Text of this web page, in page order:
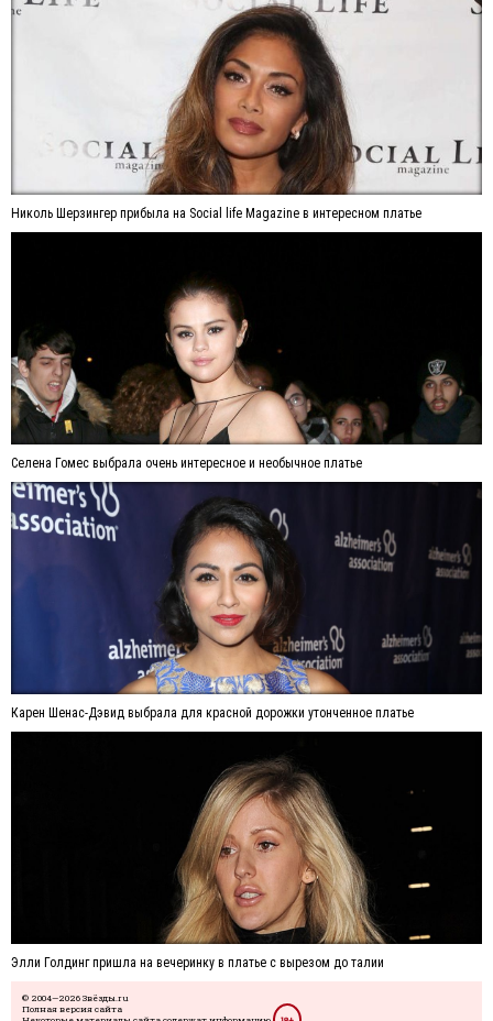
Николь Шерзингер прибыла на Social life Magazine в интересном платье
Селена Гомес выбрала очень интересное и необычное платье
Карен Шенас-Дэвид выбрала для красной дорожки утонченное платье
Элли Голдинг пришла на вечеринку в платье с вырезом до талии
© 2004—2026 Звёзды.ru
Полная версия сайта